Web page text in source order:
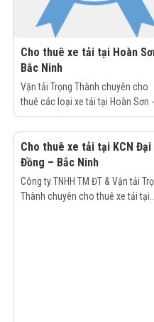
Cho thuê xe tải tại Hoàn
Bắc Ninh
Vận tải Trọng Thành chuyên cho
thuê các loại xe tải tại Hoàn Sơn -...
Cho thuê xe tải tại KCN Đại
Đồng – Bắc Ninh
Công ty TNHH TM ĐT & Vận tải
Thành chuyên cho thuê xe tải tại...